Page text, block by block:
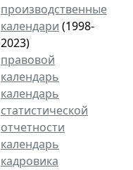
производственные
календари (1998-
2023)
правовой
календарь
календарь
статистической
отчетности
календарь
кадровика